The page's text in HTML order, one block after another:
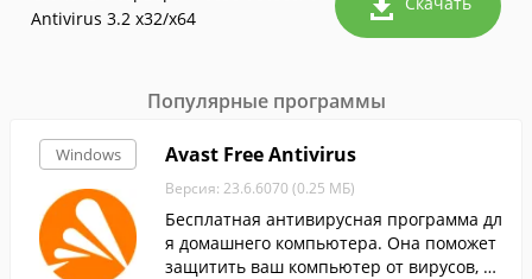
Antivirus 3.2 x32/x64
Популярные программы
Windows Avast Free Antivirus
Версия: 23.6.6070 (0.25 МБ)
Бесплатная антивирусная программа дл
я домашнего компьютера. Она поможет
защитить ваш компьютер от вирусов, тр